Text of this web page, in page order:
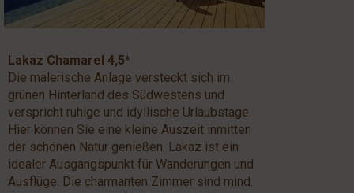
Lakaz Chamarel 4,5*
Die malerische Anlage versteckt sich im
grünen Hinterland des Südwestens und
verspricht ruhige und idyllische Urlaubstage.
Hier können Sie eine kleine Auszeit inmitten
der schönen Natur genießen. Lakaz ist ein
idealer Ausgangspunkt für Wanderungen und
Ausflüge. Die charmanten Zimmer sind mind.